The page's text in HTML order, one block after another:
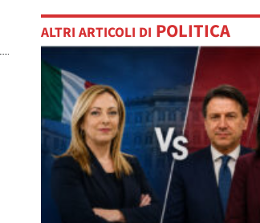
ALTRI ARTICOLI DI POLITICA